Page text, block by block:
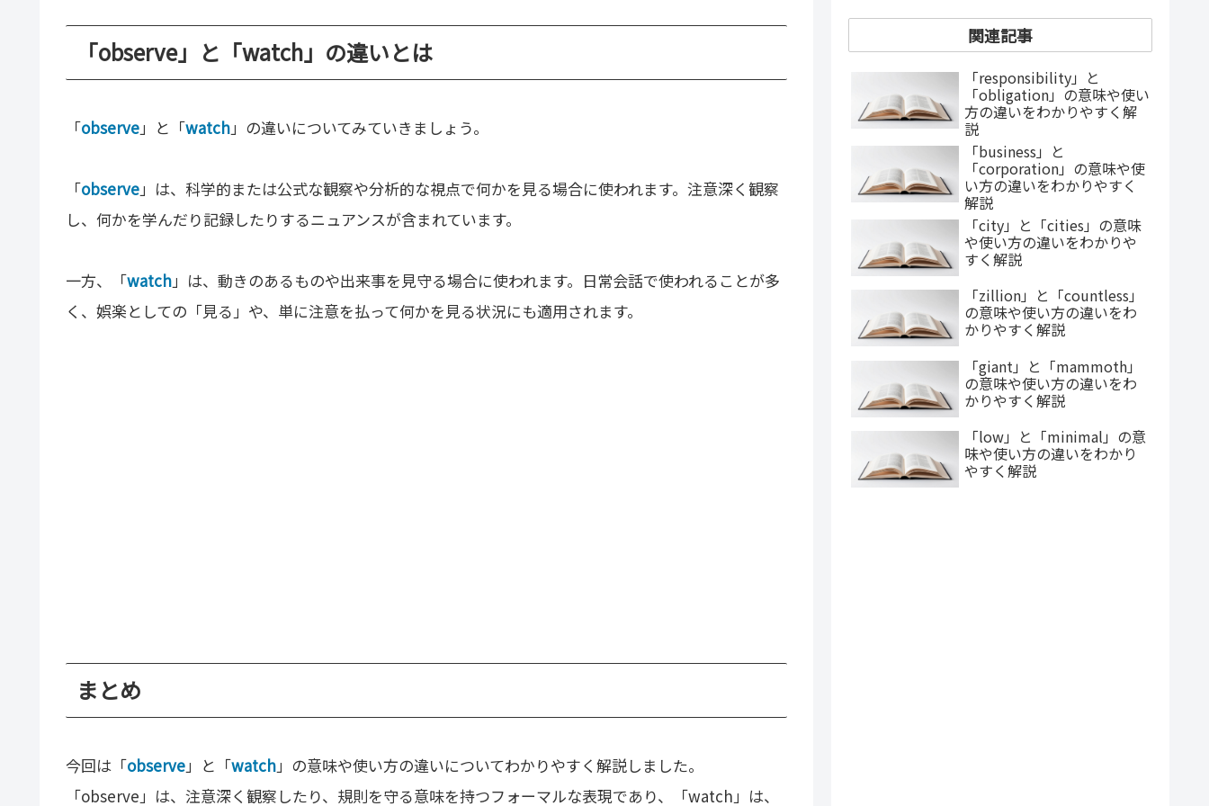
「observe」と「watch」の違いとは
「observe」と「watch」の違いについてみていきましょう。
「observe」は、科学的または公式な観察や分析的な視点で何かを見る場合に使われます。注意深く観察
し、何かを学んだり記録したりするニュアンスが含まれています。
一方、「watch」は、動きのあるものや出来事を見守る場合に使われます。日常会話で使われることが多
く、娯楽としての「見る」や、単に注意を払って何かを見る状況にも適用されます。
まとめ
今回は「observe」と「watch」の意味や使い方の違いについてわかりやすく解説しました。
「observe」は、注意深く観察したり、規則を守る意味を持つフォーマルな表現であり、「watch」は、
関連記事
「responsibility」と
「obligation」の意味や使い
方の違いをわかりやすく解
説
「business」と
「corporation」の意味や使
い方の違いをわかりやすく
解説
「city」と「cities」の意味
や使い方の違いをわかりや
すく解説
「zillion」と「countless」
の意味や使い方の違いをわ
かりやすく解説
「giant」と「mammoth」
の意味や使い方の違いをわ
かりやすく解説
「low」と「minimal」の意
味や使い方の違いをわかり
やすく解説